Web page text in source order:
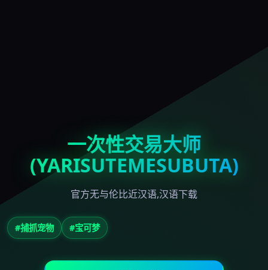
一次性交易大师
(YARISUTEMESUBUTA)
官方无与伦比近汉语,汉语下载
#捕抓宠物 #宝可梦